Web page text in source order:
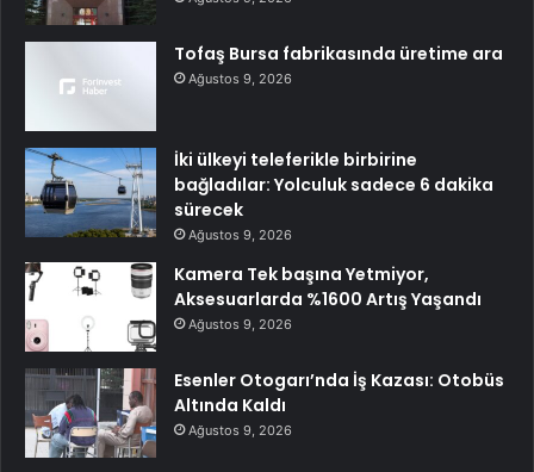
Tofaş Bursa fabrikasında üretime ara
Ağustos 9, 2026
İki ülkeyi teleferikle birbirine
bağladılar: Yolculuk sadece 6 dakika
sürecek
Ağustos 9, 2026
Kamera Tek başına Yetmiyor,
Aksesuarlarda %1600 Artış Yaşandı
Ağustos 9, 2026
Esenler Otogarı’nda İş Kazası: Otobüs
Altında Kaldı
Ağustos 9, 2026